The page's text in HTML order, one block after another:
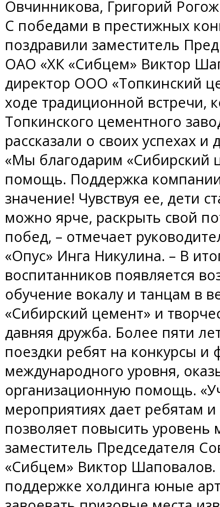
Овчинникова, Григорий
С победами в престижных
поздравили заместитель
ОАО «ХК «Сибцем» Виктор
директор ООО «Топкинский
ходе традиционной встречи,
Топкинского цементного
рассказали о своих успехах и
«Мы благодарим «Сибирский
помощь. Поддержка
значение! Чувствуя ее, дети
можно ярче, раскрыть свой
побед, – отмечает
«Опус» Инга Никулина. – В
воспитанников появляется
обучение вокалу и танцам в
«Сибирский цемент» и
давняя дружба. Более пяти
поездки ребят на конкурсы и
международного уровня,
организационную помощь.
мероприятиях дает ребятам
позволяет повысить уровень
заместитель Председателя
«Сибцем» Виктор
поддержке холдинга юные